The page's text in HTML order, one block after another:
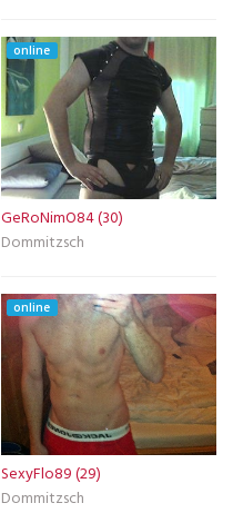
online
GeRoNimO84 (30)
Dommitzsch
online
SexyFlo89 (29)
Dommitzsch